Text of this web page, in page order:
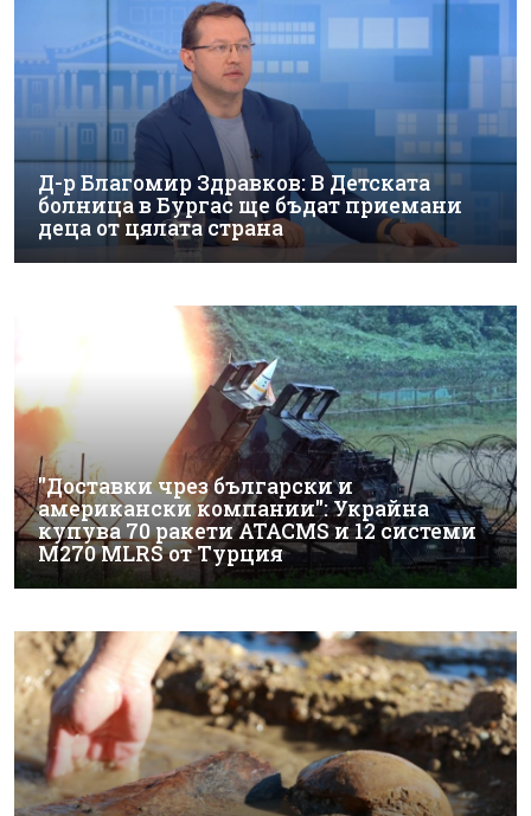
Д-р Благомир Здравков: В Детската
болница в Бургас ще бъдат приемани
деца от цялата страна
"Доставки чрез български и
американски компании": Украйна
купува 70 ракети ATACMS и 12 системи
M270 MLRS от Турция